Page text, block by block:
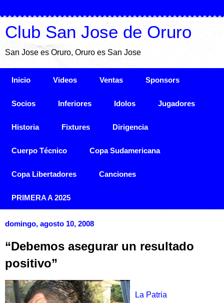
Club San Jose de Oruro
San Jose es Oruro, Oruro es San Jose
Inicio Videos Ventas Sponsors
Socios Inferiores Idolos Jugadores
Historia Fixtures Dirigencia
Cuerpo Técnico Copa Sudamericana
Copa Libertadores Canciones
PRIMERA A 2025
domingo, agosto 10, 2008
“Debemos asegurar un resultado
positivo”
La Patria